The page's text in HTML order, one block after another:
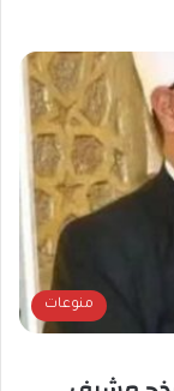
منوعات